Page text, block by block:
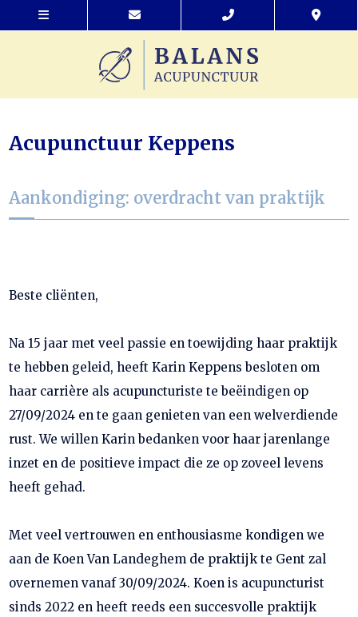
Acupunctuur Keppens
Aankondiging: overdracht van praktijk
Beste cliënten,
Na 15 jaar met veel passie en toewijding haar praktijk
te hebben geleid, heeft Karin Keppens besloten om
haar carrière als acupuncturiste te beëindigen op
27/09/2024 en te gaan genieten van een welverdiende
rust. We willen Karin bedanken voor haar jarenlange
inzet en de positieve impact die ze op zoveel levens
heeft gehad.
Met veel vertrouwen en enthousiasme kondigen we
aan de Koen Van Landeghem de praktijk te Gent zal
overnemen vanaf 30/09/2024. Koen is acupuncturist
sinds 2022 en heeft reeds een succesvolle praktijk